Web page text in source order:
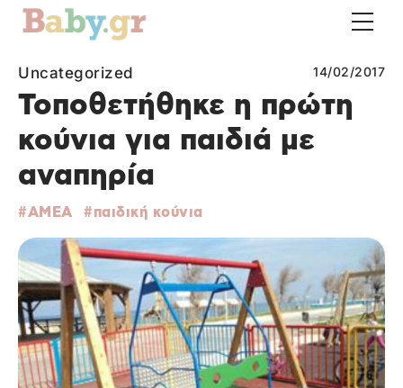
Uncategorized 14/02/2017
Τοποθετήθηκε η πρώτη
κούνια για παιδιά με
αναπηρία
ΑΜΕΑ παιδική κούνια